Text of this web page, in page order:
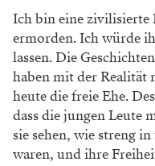
Ich bin eine zivilisierte
ermorden. Ich würde
lassen. Die
haben mit der Realität
heute die freie Ehe.
dass die jungen Leute
sie sehen, wie streng
waren, und ihre